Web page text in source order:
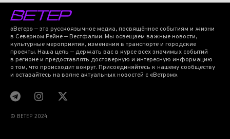
«Ветер» — это русскоязычное медиа, посвящённое событиям и жизни
в Северном Рейне — Вестфалии. Мы освещаем важные новости,
культурные мероприятия, изменения в транспорте и городские
проекты. Наша цель — держать вас в курсе всех значимых событий
в регионе и предоставлять достоверную и интересную информацию
о том, что происходит вокруг. Присоединяйтесь к нашему сообществу
и оставайтесь на волне актуальных новостей с «Ветром».
© BETEP 2024